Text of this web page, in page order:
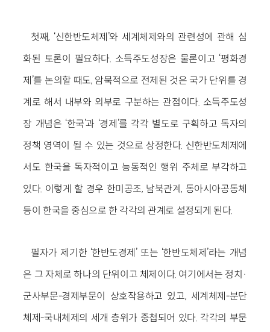
첫째, ‘신한반도체제’와 세계체제와의 관련성에 관해 심
화된 토론이 필요하다. 소득주도성장은 물론이고 ‘평화경
제’를 논의할 때도, 암묵적으로 전제된 것은 국가 단위를 경
계로 해서 내부와 외부로 구분하는 관점이다. 소득주도성
장 개념은 ‘한국’과 ‘경제’를 각각 별도로 구획하고 독자의
정책 영역이 될 수 있는 것으로 상정한다. 신한반도체제에
서도 한국을 독자적이고 능동적인 행위 주체로 부각하고
있다. 이렇게 할 경우 한미공조, 남북관계, 동아시아공동체
등이 한국을 중심으로 한 각각의 관계로 설정되게 된다.
필자가 제기한 ‘한반도경제’ 또는 ‘한반도체제’라는 개념
은 그 자체로 하나의 단위이고 체제이다. 여기에서는 정치·
군사부문-경제부문이 상호작용하고 있고, 세계체제-분단
체제-국내체제의 세개 층위가 중첩되어 있다. 각각의 부문